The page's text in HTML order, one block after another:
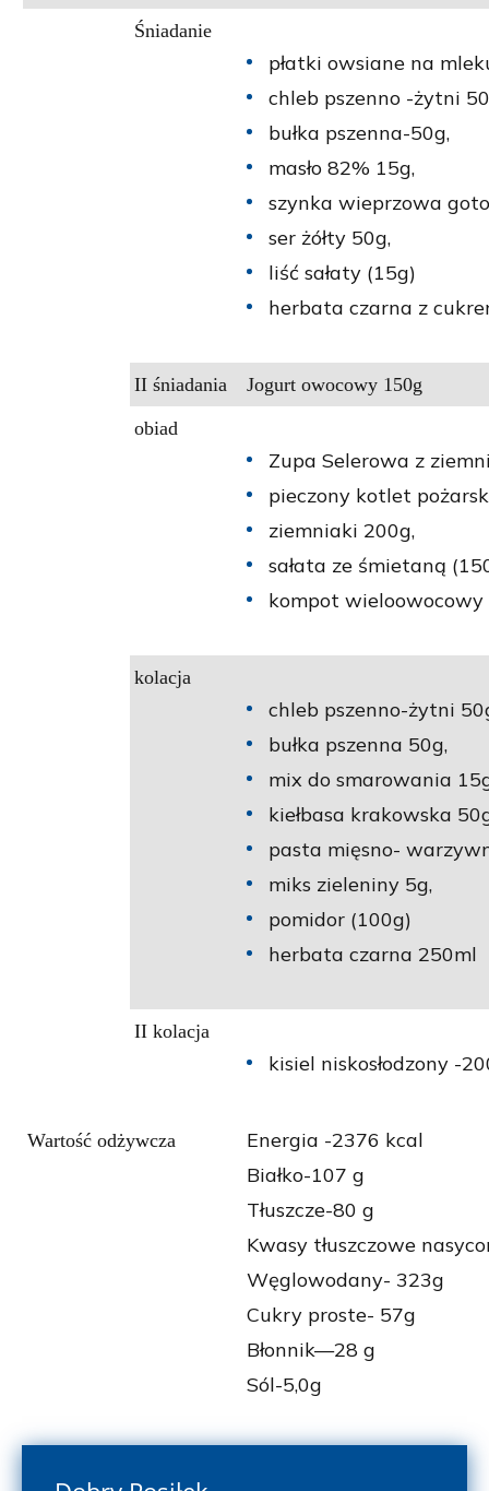
Śniadanie
płatki owsiane na
chleb pszenno -żytni
bułka pszenna-50g,
masło 82% 15g,
szynka wieprzowa
ser żółty 50g,
liść sałaty (15g)
herbata czarna z
II śniadania
Jogurt owocowy 150g
obiad
Zupa Selerowa z
pieczony kotlet
ziemniaki 200g,
sałata ze śmietaną
kompot wieloowocowy
kolacja
chleb pszenno-żytni
bułka pszenna 50g,
mix do smarowania
kiełbasa krakowska
pasta mięsno-
miks zieleniny 5g,
pomidor (100g)
herbata czarna 250ml
II kolacja
kisiel niskosłodzony -
Wartość odżywcza
Energia -2376 kcal
Białko-107 g
Tłuszcze-80 g
Kwasy tłuszczowe
Węglowodany- 323g
Cukry proste- 57g
Błonnik—28 g
Sól-5,0g